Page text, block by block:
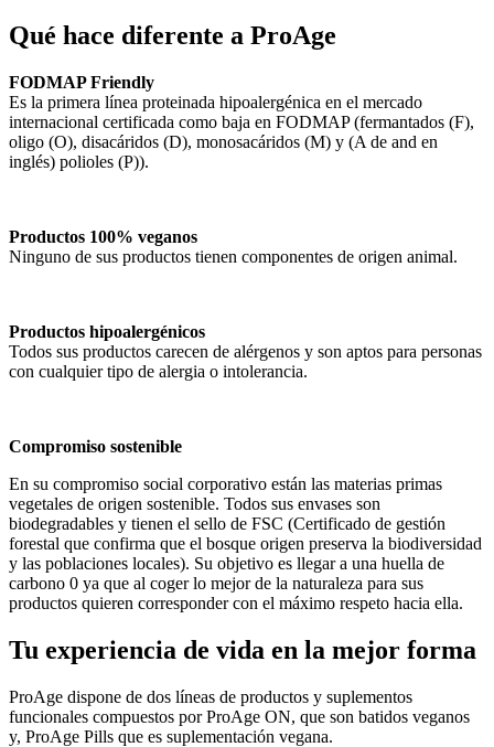
Qué hace diferente a ProAge
FODMAP Friendly
Es la primera línea proteinada hipoalergénica en el mercado
internacional certificada como baja en FODMAP (fermantados (F),
oligo (O), disacáridos (D), monosacáridos (M) y (A de and en
inglés) polioles (P)).
Productos 100% veganos
Ninguno de sus productos tienen componentes de origen animal.
Productos hipoalergénicos
Todos sus productos carecen de alérgenos y son aptos para personas
con cualquier tipo de alergia o intolerancia.
Compromiso sostenible
En su compromiso social corporativo están las materias primas
vegetales de origen sostenible. Todos sus envases son
biodegradables y tienen el sello de FSC (Certificado de gestión
forestal que confirma que el bosque origen preserva la biodiversidad
y las poblaciones locales). Su objetivo es llegar a una huella de
carbono 0 ya que al coger lo mejor de la naturaleza para sus
productos quieren corresponder con el máximo respeto hacia ella.
Tu experiencia de vida en la mejor forma
ProAge dispone de dos líneas de productos y suplementos
funcionales compuestos por ProAge ON, que son batidos veganos
y, ProAge Pills que es suplementación vegana.